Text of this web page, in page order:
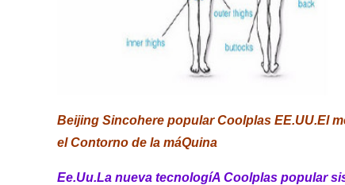
Beijing Sincohere popular Coolplas EE.UU.El
el Contorno de la máQuina
Ee.Uu.La nueva tecnologíA Coolplas popular